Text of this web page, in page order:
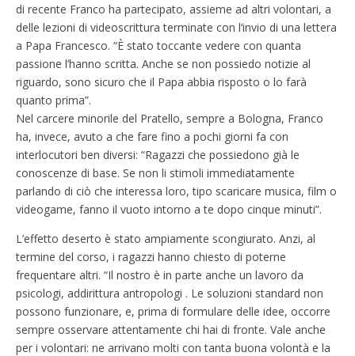
di recente Franco ha partecipato, assieme ad altri volontari, a
delle lezioni di videoscrittura terminate con l‘invio di una lettera
a Papa Francesco. “È stato toccante vedere con quanta
passione l’hanno scritta. Anche se non possiedo notizie al
riguardo, sono sicuro che il Papa abbia risposto o lo farà
quanto prima”.
Nel carcere minorile del Pratello, sempre a Bologna, Franco
ha, invece, avuto a che fare fino a pochi giorni fa con
interlocutori ben diversi: “Ragazzi che possiedono già le
conoscenze di base. Se non li stimoli immediatamente
parlando di ciò che interessa loro, tipo scaricare musica, film o
videogame, fanno il vuoto intorno a te dopo cinque minuti”.
L’effetto deserto è stato ampiamente scongiurato. Anzi, al
termine del corso, i ragazzi hanno chiesto di poterne
frequentare altri. “Il nostro è in parte anche un lavoro da
psicologi, addirittura antropologi . Le soluzioni standard non
possono funzionare, e, prima di formulare delle idee, occorre
sempre osservare attentamente chi hai di fronte. Vale anche
per i volontari: ne arrivano molti con tanta buona volontà e la